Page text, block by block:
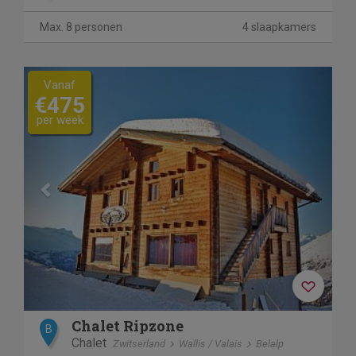
Max. 8 personen 4 slaapkamers
Previous
Vanaf
€475
per week
B Chalet Ripzone
Chalet Zwitserland Wallis / Valais Belalp